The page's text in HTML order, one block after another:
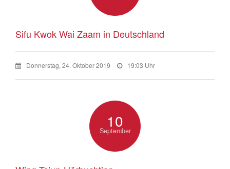
Sifu Kwok Wai Zaam in Deutschland
Donnerstag, 24. Oktober 2019 19:03 Uhr
10
September